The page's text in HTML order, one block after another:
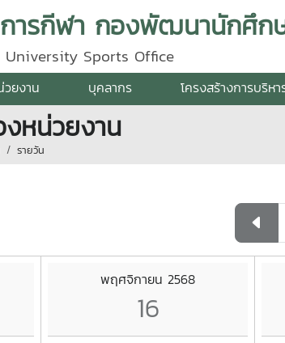
ารกีฬา กองพัฒนานักศึก
University Sports Office
วยงาน บุคลากร โครงสร้างการบริหา
หน่วยงาน
รายวัน
พฤศจิกายน 2568
16